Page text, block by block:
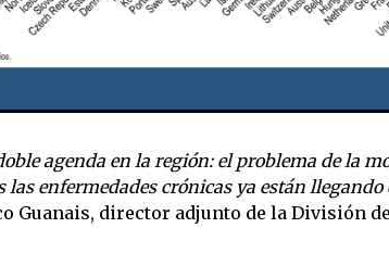
agenda en la región: el problema de la
las enfermedades crónicas ya están
Guanais, director adjunto de la División de